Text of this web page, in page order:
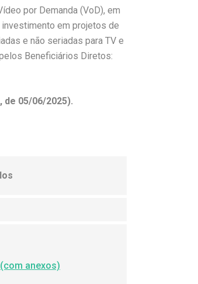
por Demanda (VoD), em
em projetos de
e não seriadas para TV e
Beneficiários Diretos:
de 05/06/2025).
anexos)